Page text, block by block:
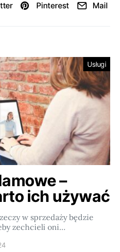
Pinterest Mail
Usługi
–
ich używać
w sprzedaży będzie
zechcieli oni…